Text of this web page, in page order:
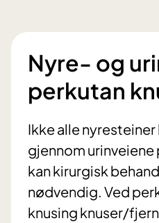
Nyre- og
perkutan
Ikke alle nyresteiner
gjennom urinveiene
kan kirurgisk
nødvendig. Ved
knusing knuser/